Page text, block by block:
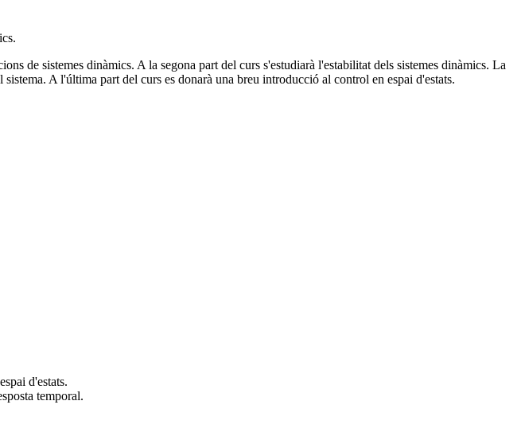
de sistemes dinàmics. A la segona part del curs s'estudiarà l'estabilitat dels sistemes dinàmics. La
A l'última part del curs es donarà una breu introducció al control en espai d'estats.
d'estats.
temporal.